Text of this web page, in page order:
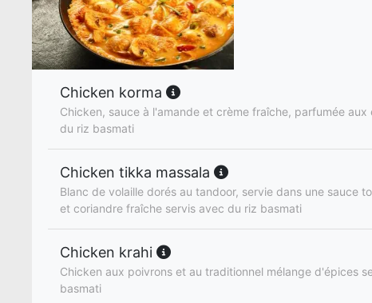
Chicken korma
Chicken, sauce à l'amande et crème fraîche, parfumée aux
du riz basmati
Chicken tikka massala
Blanc de volaille dorés au tandoor, servie dans une sauce
et coriandre fraîche servis avec du riz basmati
Chicken krahi
Chicken aux poivrons et au traditionnel mélange d'épices
basmati